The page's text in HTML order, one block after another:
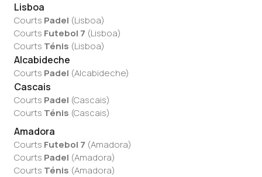
Lisboa
Courts Padel (Lisboa)
Courts Futebol 7 (Lisboa)
Courts Ténis (Lisboa)
Alcabideche
Courts Padel (Alcabideche)
Cascais
Courts Padel (Cascais)
Courts Ténis (Cascais)
Amadora
Courts Futebol 7 (Amadora)
Courts Padel (Amadora)
Courts Ténis (Amadora)